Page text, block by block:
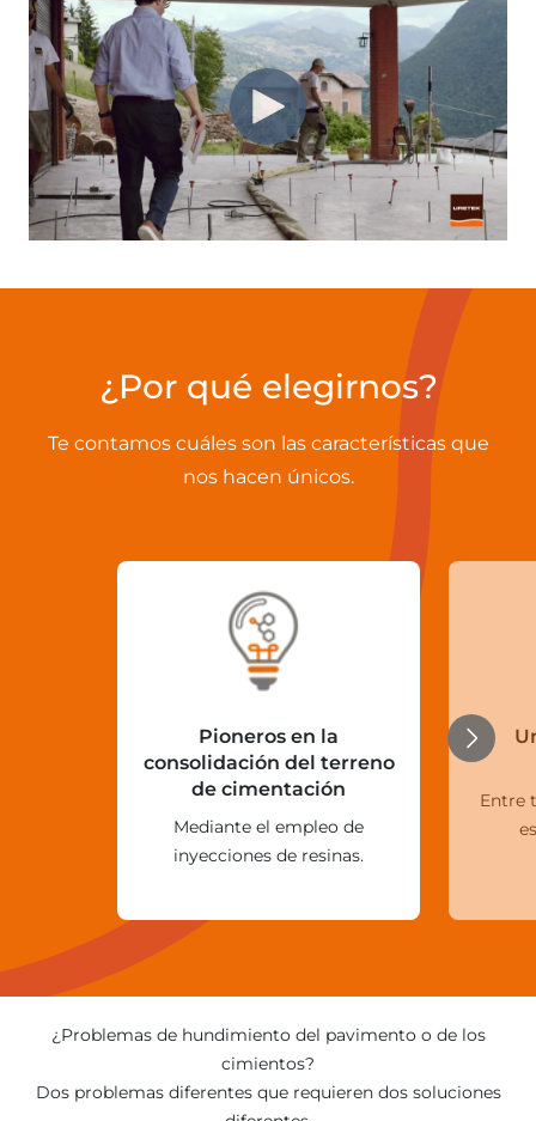
¿Por qué elegirnos?
Te contamos cuáles son las características que
nos hacen únicos.
Pioneros en la
consolidación del terreno
de cimentación
Mediante el empleo de
inyecciones de resinas.
Entre
¿Problemas de hundimiento del pavimento o de los
cimientos?
Dos problemas diferentes que requieren dos soluciones